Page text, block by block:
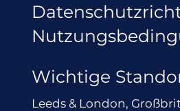
Wichtige
Leeds & London,